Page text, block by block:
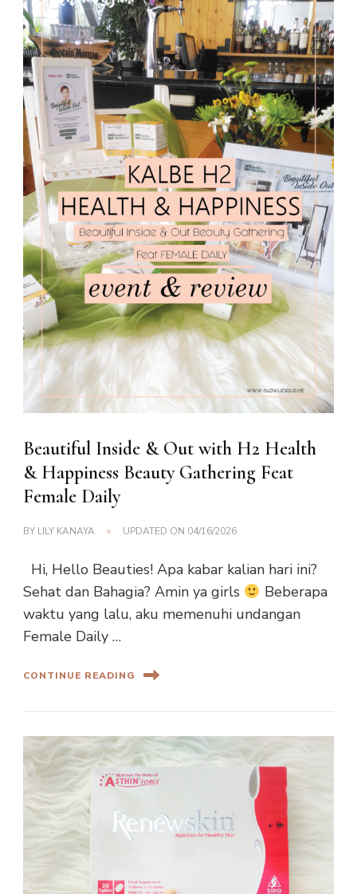
Beautiful Inside & Out with H2 Health
& Happiness Beauty Gathering Feat
Female Daily
BY LILY KANAYA UPDATED ON 04/16/2026
Hi, Hello Beauties! Apa kabar kalian hari ini?
Sehat dan Bahagia? Amin ya girls
Beberapa
waktu yang lalu, aku memenuhi undangan
Female Daily …
CONTINUE READING